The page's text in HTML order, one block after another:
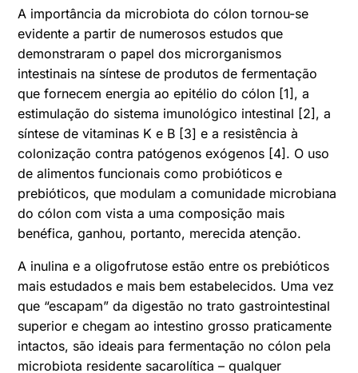
A importância da microbiota do cólon tornou-se
evidente a partir de numerosos estudos que
demonstraram o papel dos microrganismos
intestinais na síntese de produtos de fermentação
quefornecem energia ao epitélio do cólon [1], a
estimulação do sistema imunológico intestinal [2], a
síntese de vitaminas K e B [3] e a resistência à
colonização contra patógenos exógenos [4]. O uso
de alimentos funcionaiscomo probióticos e
prebióticos, que modulam acomunidade microbiana
do cólon com vista a uma composição mais
benéfica, ganhou, portanto, merecida atenção.
A inulina e a oligofrutose estão entre os prebióticos
mais estudados e mais bem estabelecidos. Uma vez
que “escapam” da digestão no trato gastrointestinal
superior e chegam ao intestino grosso praticamente
intactos, são ideais para fermentação no cólon pela
microbiota residente sacarolítica – qualquer